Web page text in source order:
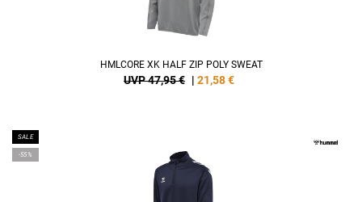
HMLCORE XK HALF ZIP POLY SWEAT
UVP 47,95 € | 21,58€
SALE
-55%